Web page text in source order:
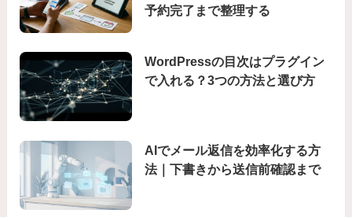
予約完了まで整理する
WordPressの目次はプラグイン
で入れる？3つの方法と選び方
AIでメール返信を効率化する方
法｜下書きから送信前確認まで